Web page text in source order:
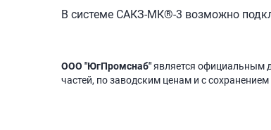
В системе САКЗ-МК®-3 возможно
ООО "ЮгПромснаб"является официальным
частей, по заводским ценам и с сохранением